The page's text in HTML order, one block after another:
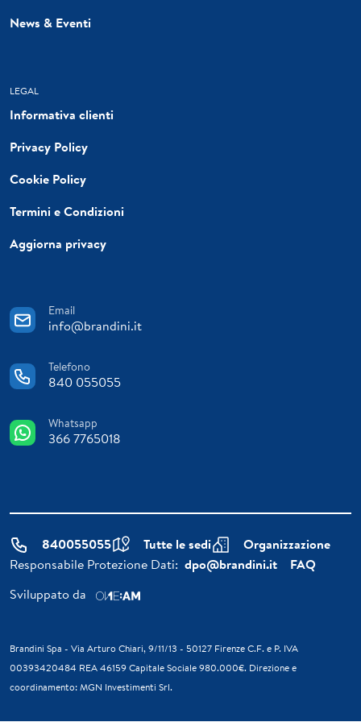
News & Eventi
LEGAL
Informativa clienti
Privacy Policy
Cookie Policy
Termini e Condizioni
Aggiorna privacy
Email
info@brandini.it
Telefono
840 055055
Whatsapp
366 7765018
840055055 Tutte le sedi
Organizzazione
Responsabile Protezione Dati: dpo@brandini.it
FAQ
Sviluppato da
Brandini Spa - Via Arturo Chiari, 9/11/13 - 50127 Firenze C.F. e P. IVA
00393420484 REA 46159 Capitale Sociale 980.000€. Direzione e
coordinamento: MGN Investimenti Srl.